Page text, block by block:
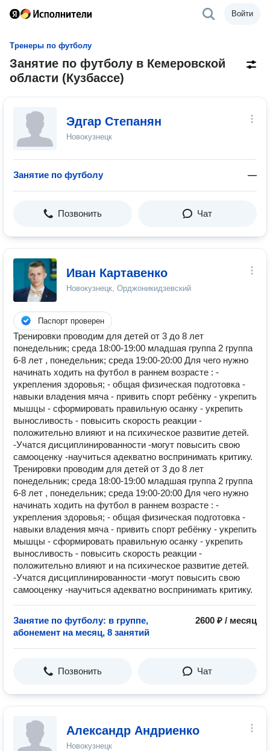
Войти
Тренеры по футболу
Занятие по футболу в Кемеровской
области (Кузбассе)
Эдгар Степанян
Новокузнецк
Занятие по футболу —
Позвонить Чат
Иван Картавенко
Новокузнецк, Орджоникидзевский
Паспорт проверен
Тренировки проводим для детей от 3 до 8 лет
понедельник; среда 18:00-19:00 младшая группа 2 группа
6-8 лет , понедельник; среда 19:00-20:00 Для чего нужно
начинать ходить на футбол в раннем возрасте : -
укрепления здоровья; - общая физическая подготовка -
навыки владения мяча - привить спорт ребёнку - укрепить
мышцы - сформировать правильную осанку - укрепить
выносливость - повысить скорость реакции -
положительно влияют и на психическое развитие детей.
-Учатся дисциплинированности -могут повысить свою
самооценку -научиться адекватно воспринимать критику.
Тренировки проводим для детей от 3 до 8 лет
понедельник; среда 18:00-19:00 младшая группа 2 группа
6-8 лет , понедельник; среда 19:00-20:00 Для чего нужно
начинать ходить на футбол в раннем возрасте : -
укрепления здоровья; - общая физическая подготовка -
навыки владения мяча - привить спорт ребёнку - укрепить
мышцы - сформировать правильную осанку - укрепить
выносливость - повысить скорость реакции -
положительно влияют и на психическое развитие детей.
-Учатся дисциплинированности -могут повысить свою
самооценку -научиться адекватно воспринимать критику.
Занятие по футболу: в группе,
абонемент на месяц, 8 занятий
2600 ₽ / месяц
Позвонить Чат
Александр Андриенко
Новокузнецк